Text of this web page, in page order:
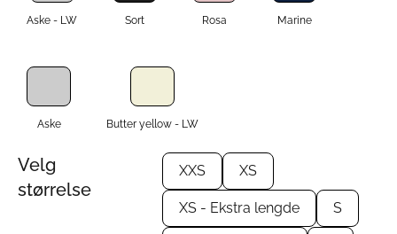
Aske - LW Sort Rosa Marine
Aske Butter yellow - LW
Velg
størrelse
XXS XS
XS - Ekstra lengde S